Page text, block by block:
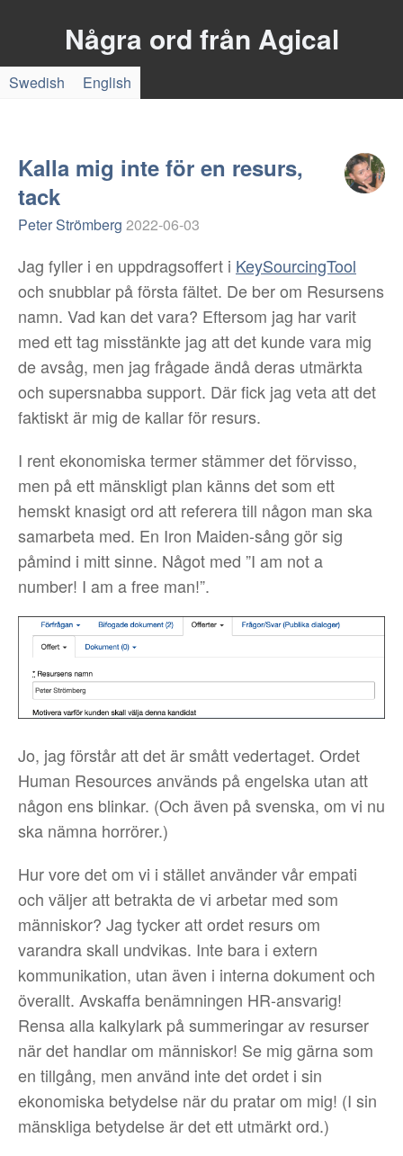
Några ord från Agical
Swedish English
Kalla mig inte för en resurs,
tack
Peter Strömberg 2022-06-03
Jag fyller i en uppdragsoffert i KeySourcingTool
och snubblar på första fältet. De ber om Resursens
namn. Vad kan det vara? Eftersom jag har varit
med ett tag misstänkte jag att det kunde vara mig
de avsåg, men jag frågade ändå deras utmärkta
och supersnabba support. Där fick jag veta att det
faktiskt är mig de kallar för resurs.
I rent ekonomiska termer stämmer det förvisso,
men på ett mänskligt plan känns det som ett
hemskt knasigt ord att referera till någon man ska
samarbeta med. En Iron Maiden-sång gör sig
påmind i mitt sinne. Något med ”I am not a
number! I am a free man!”.
Jo, jag förstår att det är smått vedertaget. Ordet
Human Resources används på engelska utan att
någon ens blinkar. (Och även på svenska, om vi nu
ska nämna horrörer.)
Hur vore det om vi i stället använder vår empati
och väljer att betrakta de vi arbetar med som
människor? Jag tycker att ordet resurs om
varandra skall undvikas. Inte bara i extern
kommunikation, utan även i interna dokument och
överallt. Avskaffa benämningen HR-ansvarig!
Rensa alla kalkylark på summeringar av resurser
när det handlar om människor! Se mig gärna som
en tillgång, men använd inte det ordet i sin
ekonomiska betydelse när du pratar om mig! (I sin
mänskliga betydelse är det ett utmärkt ord.)